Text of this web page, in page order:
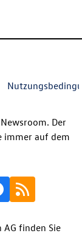
Der
immer auf dem
finden Sie